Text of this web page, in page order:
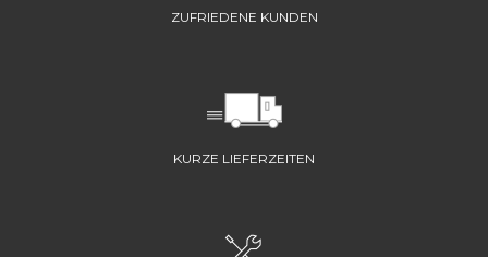
ZUFRIEDENE KUNDEN
KURZE LIEFERZEITEN